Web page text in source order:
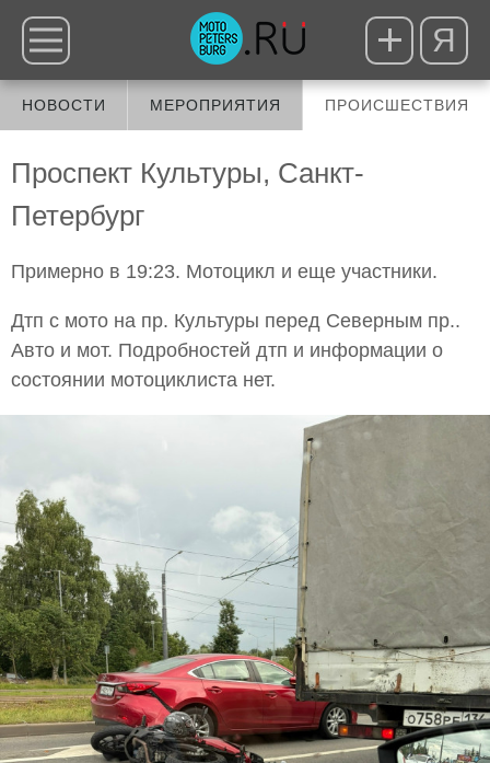
Я
НОВОСТИ МЕРОПРИЯТИЯ ПРОИСШЕСТВИЯ
Проспект Культуры, Санкт-
Петербург
Примерно в 19:23. Мотоцикл и еще участники.
Дтп с мото на пр. Культуры перед Северным пр..
Авто и мот. Подробностей дтп и информации о
состоянии мотоциклиста нет.